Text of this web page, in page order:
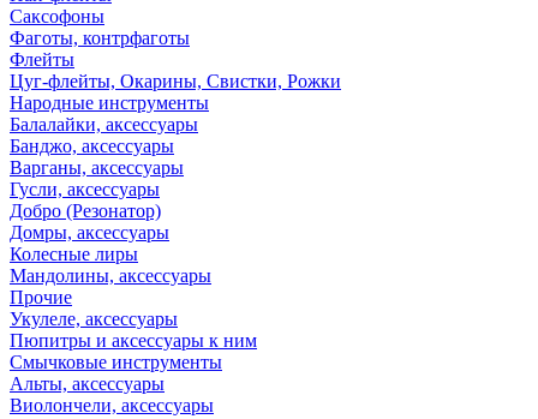
Саксофоны
Фаготы, контрфаготы
Флейты
Цуг-флейты, Окарины, Свистки, Рожки
Народные инструменты
Балалайки, аксессуары
Банджо, аксессуары
Варганы, аксессуары
Гусли, аксессуары
Добро (Резонатор)
Домры, аксессуары
Колесные лиры
Мандолины, аксессуары
Прочие
Укулеле, аксессуары
Пюпитры и аксессуары к ним
Смычковые инструменты
Альты, аксессуары
Виолончели, аксессуары